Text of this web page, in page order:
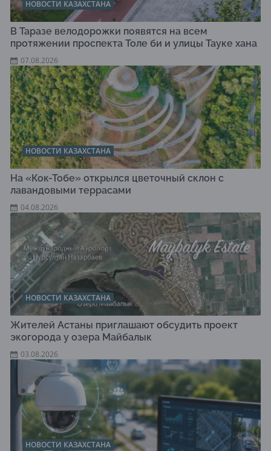
НОВОСТИ КАЗАХСТАНА
В Таразе велодорожки появятся на всем
протяжении проспекта Толе би и улицы Тауке хана
07.08.2026
НОВОСТИ КАЗАХСТАНА
На «Кок-Тобе» открылся цветочный склон с
лавандовыми террасами
04.08.2026
НОВОСТИ КАЗАХСТАНА
Жителей Астаны приглашают обсудить проект
экогорода у озера Майбалык
03.08.2026
НОВОСТИ КАЗАХСТАНА